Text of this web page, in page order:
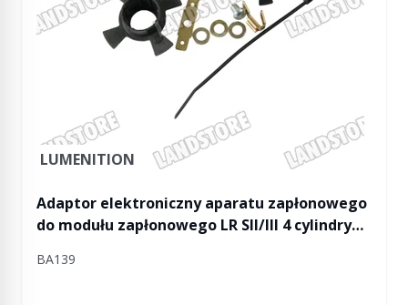
LUMENITION
Adaptor elektroniczny aparatu zapłonowego
do modułu zapłonowego LR SII/III 4 cylindry
BA139